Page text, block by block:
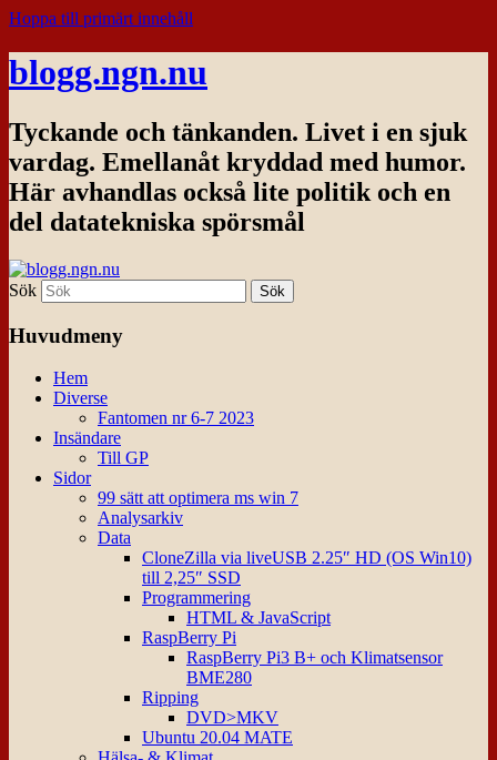
Hoppa till primärt innehåll
blogg.ngn.nu
Tyckande och tänkanden. Livet i en sjuk
vardag. Emellanåt kryddad med humor.
Här avhandlas också lite politik och en
del datatekniska spörsmål
Sök
Huvudmeny
Hem
Diverse
Fantomen nr 6-7 2023
Insändare
Till GP
Sidor
99 sätt att optimera ms win 7
Analysarkiv
Data
CloneZilla via liveUSB 2.25″ HD (OS Win10)
till 2,25″ SSD
Programmering
HTML & JavaScript
RaspBerry Pi
RaspBerry Pi3 B+ och Klimatsensor
BME280
Ripping
DVD>MKV
Ubuntu 20.04 MATE